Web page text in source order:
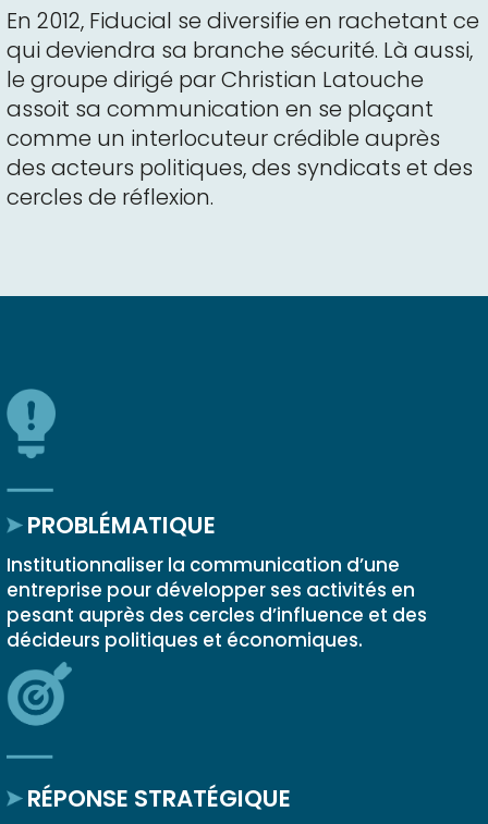
En 2012, Fiducial se diversifie en rachetant ce
qui deviendra sa branche sécurité. Là aussi,
le groupe dirigé par Christian Latouche
assoit sa communication en se plaçant
comme un interlocuteur crédible auprès
des acteurs politiques, des syndicats et des
cercles de réflexion.
PROBLÉMATIQUE
Institutionnaliser la communication d’une
entreprise pour développer ses activités en
pesant auprès des cercles d’influence et des
décideurs politiques et économiques.
RÉPONSE STRATÉGIQUE